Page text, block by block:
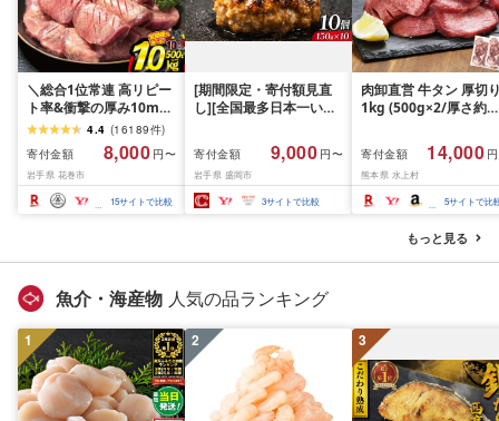
＼総合1位常連 高リピー
ト率&衝撃の厚み10mm
厚切り牛タン 塩味/ ≪ス
ピード発送!!10営業日以
内発送≫ 選べる内容量
500g / 1kg 定期便 毎月
届く 牛肉 肉 BBQ ふるさ
と 人気 ランキング 岩手
4.4 (16189件)
寄付金額
8,000 円〜
岩手県 花巻市
15サイトで比較
[期間限定・寄付額見直
し][全国最多日本一いわ
1.5kg(150g×10個) いわ
て牛 × 岩中豚 ハンバー
グ 合挽き 合い挽き 黒毛
和牛 人気 冷凍 個包装 小
分け 冷凍 牛肉 豚肉 和牛
お弁当 hannba-gu ラン
手県 盛岡市 東北 岩手 盛
寄付金額 9,000 円〜
岩手県 盛岡市
3サイトで比較
肉卸直営 牛タン 厚切
1kg (500g×2/厚さ約
牛肉 焼肉 冷凍 スライ
業務用 バーベキュー
BBQ おつまみ ギフト
祝い お中元 夏ギフト
寄付金額 14,000
熊本県 水上村
5サイトで比
もっと見る
魚介・海産物 人気の品ランキング
1 2 3